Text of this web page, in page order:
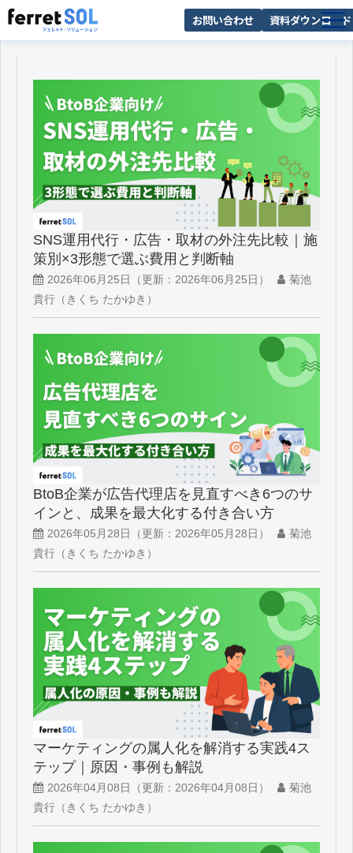
お問い合わせ 資料ダウンロード
選ばれる理由
導入事例
お役立ち情報
SNS運用代行・広告・取材の外注先比較｜施
策別×3形態で選ぶ費用と判断軸
2026年06月25日 （更新： 2026年06月25日 ）
菊池
貴行（きくち たかゆき）
BtoB企業が広告代理店を見直すべき6つのサ
インと、成果を最大化する付き合い方
2026年05月28日 （更新： 2026年05月28日 ）
菊池
貴行（きくち たかゆき）
マーケティングの属人化を解消する実践4ス
テップ｜原因・事例も解説
2026年04月08日 （更新： 2026年04月08日 ）
菊池
貴行（きくち たかゆき）